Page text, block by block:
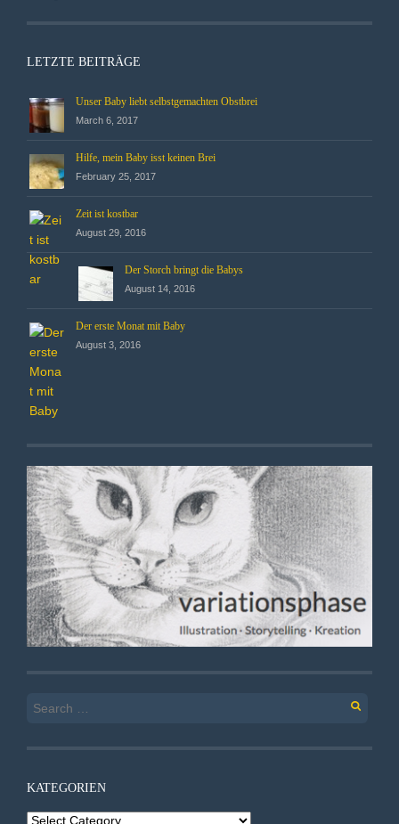
LETZTE BEITRÄGE
Unser Baby liebt selbstgemachten Obstbrei
March 6, 2017
Hilfe, mein Baby isst keinen Brei
February 25, 2017
Zeit ist kostbar
August 29, 2016
Der Storch bringt die Babys
August 14, 2016
Der erste Monat mit Baby
August 3, 2016
Search
KATEGORIEN
Kategorien